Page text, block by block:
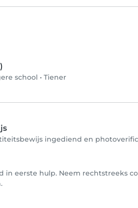
school • Tiener
ingediend en
in eerste hulp. Neem rechtstreeks